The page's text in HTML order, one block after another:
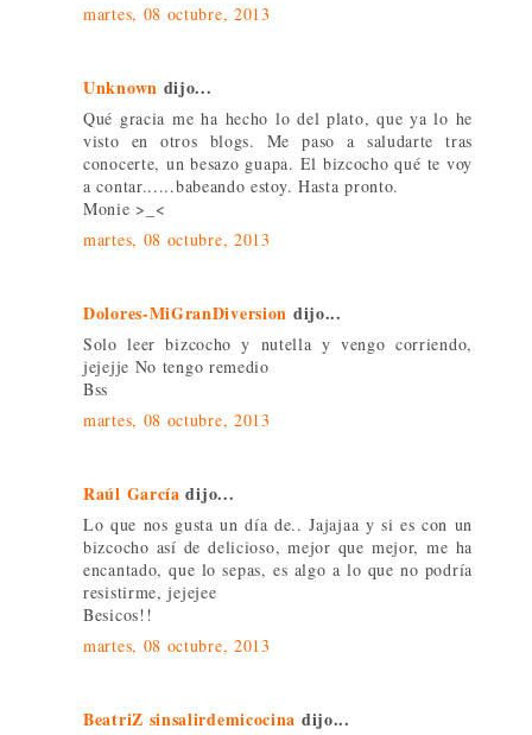
martes, 08 octubre, 2013
Unknown dijo...
Qué gracia me ha hecho lo del plato, que ya lo he
visto en otros blogs. Me paso a saludarte tras
conocerte, un besazo guapa. El bizcocho qué te voy
a contar......babeando estoy. Hasta pronto.
Monie >_<
martes, 08 octubre, 2013
Dolores-MiGranDiversion dijo...
Solo leer bizcocho y nutella y vengo corriendo,
jejejje No tengo remedio
Bss
martes, 08 octubre, 2013
Raúl García dijo...
Lo que nos gusta un día de.. Jajajaa y si es con un
bizcocho así de delicioso, mejor que mejor, me ha
encantado, que lo sepas, es algo a lo que no podría
resistirme, jejejee
Besicos!!
martes, 08 octubre, 2013
BeatriZ sinsalirdemicocina dijo...